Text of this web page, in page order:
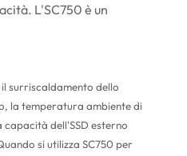
L'SC750 è un
surriscaldamento dello
la temperatura ambiente di
dell'SSD esterno
si utilizza SC750 per